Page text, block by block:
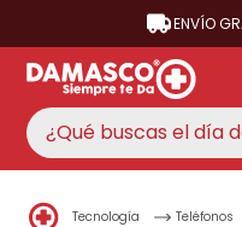
ENVÍO
¿Qué buscas el día de
Tecnología Teléfonos
TÉRMINOS MÁS